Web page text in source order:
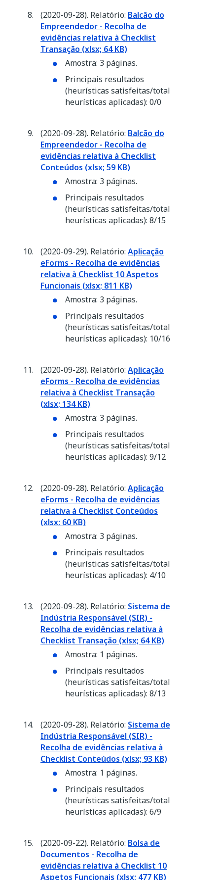
(2020-09-28). Relatório: Balcão do
Empreendedor - Recolha de
evidências relativa à Checklist
Transação (xlsx; 64 KB)
Amostra: 3 páginas.
Principais resultados
(heurísticas satisfeitas/total
heurísticas aplicadas): 0/0
(2020-09-28). Relatório: Balcão do
Empreendedor - Recolha de
evidências relativa à Checklist
Conteúdos (xlsx; 59 KB)
Amostra: 3 páginas.
Principais resultados
(heurísticas satisfeitas/total
heurísticas aplicadas): 8/15
(2020-09-29). Relatório: Aplicação
eForms - Recolha de evidências
relativa à Checklist 10 Aspetos
Funcionais (xlsx; 811 KB)
Amostra: 3 páginas.
Principais resultados
(heurísticas satisfeitas/total
heurísticas aplicadas): 10/16
(2020-09-28). Relatório: Aplicação
eForms - Recolha de evidências
relativa à Checklist Transação
(xlsx; 134 KB)
Amostra: 3 páginas.
Principais resultados
(heurísticas satisfeitas/total
heurísticas aplicadas): 9/12
(2020-09-28). Relatório: Aplicação
eForms - Recolha de evidências
relativa à Checklist Conteúdos
(xlsx; 60 KB)
Amostra: 3 páginas.
Principais resultados
(heurísticas satisfeitas/total
heurísticas aplicadas): 4/10
(2020-09-28). Relatório: Sistema de
Indústria Responsável (SIR) -
Recolha de evidências relativa à
Checklist Transação (xlsx; 64 KB)
Amostra: 1 páginas.
Principais resultados
(heurísticas satisfeitas/total
heurísticas aplicadas): 8/13
(2020-09-28). Relatório: Sistema de
Indústria Responsável (SIR) -
Recolha de evidências relativa à
Checklist Conteúdos (xlsx; 93 KB)
Amostra: 1 páginas.
Principais resultados
(heurísticas satisfeitas/total
heurísticas aplicadas): 6/9
(2020-09-22). Relatório: Bolsa de
Documentos - Recolha de
evidências relativa à Checklist 10
Aspetos Funcionais (xlsx; 477 KB)